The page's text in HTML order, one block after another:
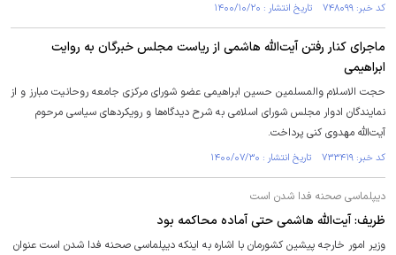
کد خبر: ۷۴۸۰۹۹ تاریخ انتشار : ۱۴۰۰/۱۰/۲۰
ماجرای کنار رفتن آیت‌الله هاشمی از ریاست مجلس خبرگان به روایت
ابراهیمی
حجت الاسلام والمسلمین حسین ابراهیمی عضو شورای مرکزی جامعه روحانیت مبارز و از
نمایندگان ادوار مجلس شورای اسلامی به شرح دیدگاه‌ها و رویکردهای سیاسی مرحوم
آیت‌الله مهدوی کنی پرداخت.
کد خبر: ۷۳۳۴۱۹ تاریخ انتشار : ۱۴۰۰/۰۷/۳۰
دیپلماسی صحنه فدا شدن است
ظریف: آیت‌الله هاشمی حتی آماده محاکمه بود
وزیر امور خارجه پیشین کشورمان با اشاره به اینکه دیپلماسی صحنه فدا شدن است عنوان